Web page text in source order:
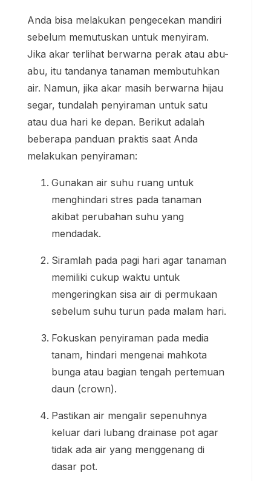
Anda bisa melakukan pengecekan mandiri
sebelum memutuskan untuk menyiram.
Jika akar terlihat berwarna perak atau abu-
abu, itu tandanya tanaman membutuhkan
air. Namun, jika akar masih berwarna hijau
segar, tundalah penyiraman untuk satu
atau dua hari ke depan. Berikut adalah
beberapa panduan praktis saat Anda
melakukan penyiraman:
Gunakan air suhu ruang untuk
menghindari stres pada tanaman
akibat perubahan suhu yang
mendadak.
Siramlah pada pagi hari agar tanaman
memiliki cukup waktu untuk
mengeringkan sisa air di permukaan
sebelum suhu turun pada malam hari.
Fokuskan penyiraman pada media
tanam, hindari mengenai mahkota
bunga atau bagian tengah pertemuan
daun (crown).
Pastikan air mengalir sepenuhnya
keluar dari lubang drainase pot agar
tidak ada air yang menggenang di
dasar pot.